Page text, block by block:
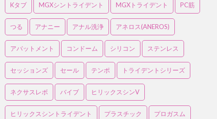
Kタブ MGXシントライデント MGXトライデント PC筋
つる アナニー アナル洗浄 アネロス(ANEROS)
アバットメント コンドーム シリコン ステンレス
セッションズ セール テンポ トライデントシリーズ
ネクサスレボ バイブ ヒリックスシンV
ヒリックスシントライデント プラスチック プロガスム